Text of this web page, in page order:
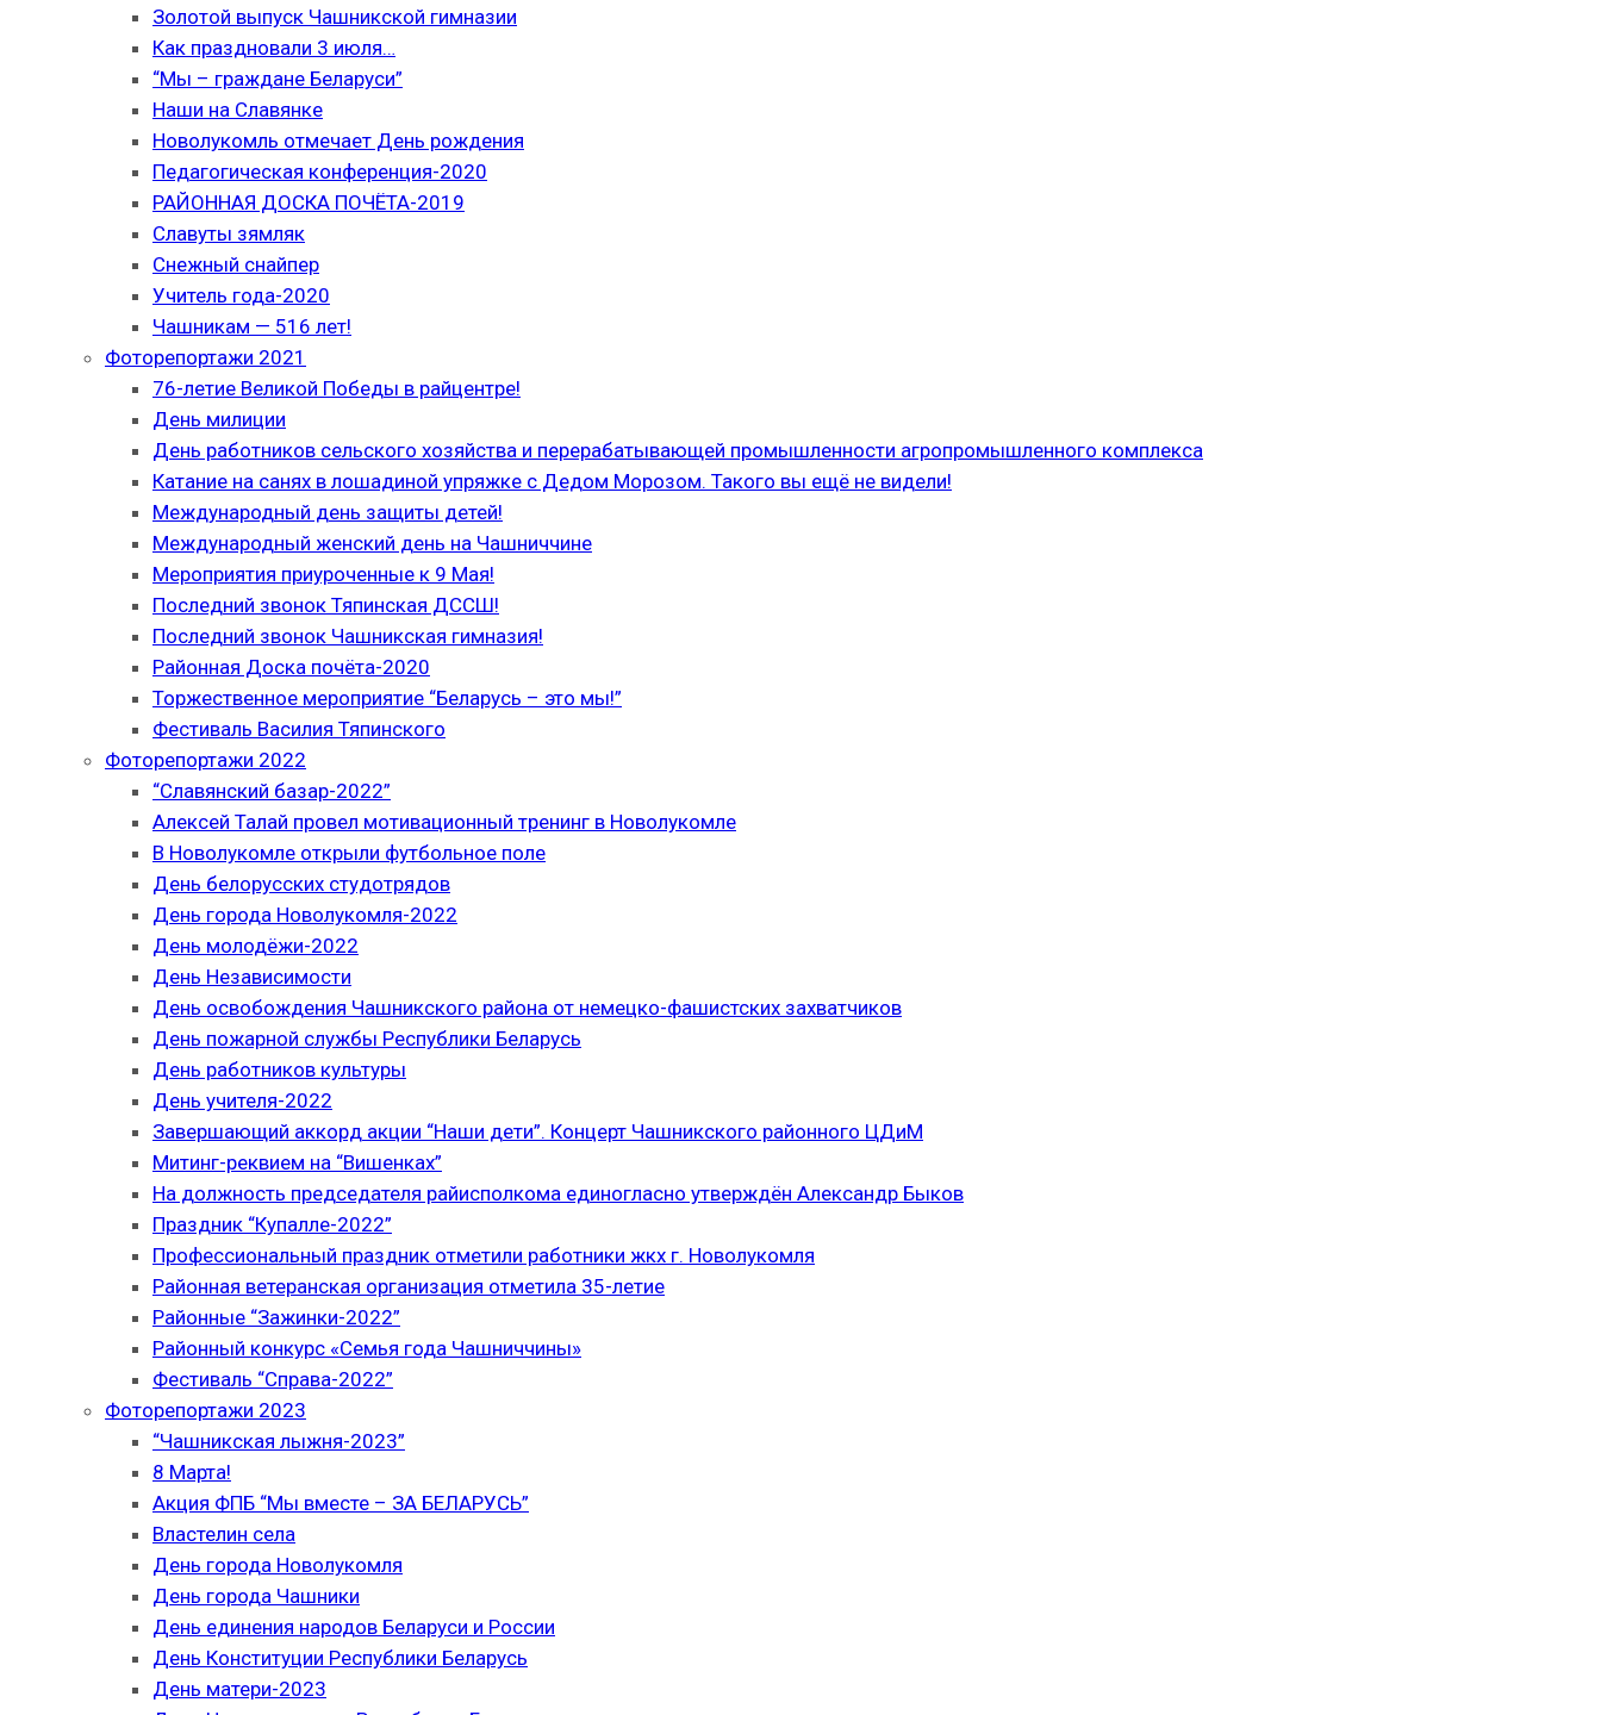
Золотой выпуск Чашникской гимназии
Как праздновали 3 июля…
“Мы – граждане Беларуси”
Наши на Славянке
Новолукомль отмечает День рождения
Педагогическая конференция-2020
РАЙОННАЯ ДОСКА ПОЧЁТА-2019
Славуты зямляк
Снежный снайпер
Учитель года-2020
Чашникам — 516 лет!
Фоторепортажи 2021
76-летие Великой Победы в райцентре!
День милиции
День работников сельского хозяйства и перерабатывающей промышленности агропромышленного комплекса
Катание на санях в лошадиной упряжке с Дедом Морозом. Такого вы ещё не видели!
Международный день защиты детей!
Международный женский день на Чашниччине
Мероприятия приуроченные к 9 Мая!
Последний звонок Тяпинская ДССШ!
Последний звонок Чашникская гимназия!
Районная Доска почёта-2020
Торжественное мероприятие “Беларусь – это мы!”
Фестиваль Василия Тяпинского
Фоторепортажи 2022
“Славянский базар-2022”
Алексей Талай провел мотивационный тренинг в Новолукомле
В Новолукомле открыли футбольное поле
День белорусских студотрядов
День города Новолукомля-2022
День молодёжи-2022
День Независимости
День освобождения Чашникского района от немецко-фашистских захватчиков
День пожарной службы Республики Беларусь
День работников культуры
День учителя-2022
Завершающий аккорд акции “Наши дети”. Концерт Чашникского районного ЦДиМ
Митинг-реквием на “Вишенках”
На должность председателя райисполкома единогласно утверждён Александр Быков
Праздник “Купалле-2022”
Профессиональный праздник отметили работники жкх г. Новолукомля
Районная ветеранская организация отметила 35-летие
Районные “Зажинки-2022”
Районный конкурс «Семья года Чашниччины»
Фестиваль “Справа-2022”
Фоторепортажи 2023
“Чашникская лыжня-2023”
8 Марта!
Акция ФПБ “Мы вместе – ЗА БЕЛАРУСЬ”
Властелин села
День города Новолукомля
День города Чашники
День единения народов Беларуси и России
День Конституции Республики Беларусь
День матери-2023